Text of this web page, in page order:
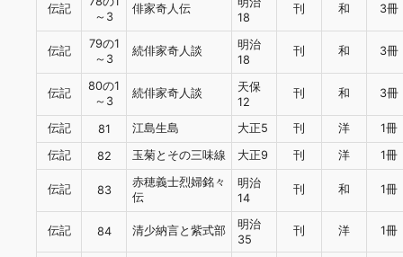
伝記
～3
俳家奇人伝
18
刊 和 3冊
伝記
79の1
～3
続俳家奇人談
明治
18
刊 和 3冊
伝記
80の1
～3
続俳家奇人談
天保
12
刊 和 3冊
伝記 81 江島生島 大正5 刊 洋
1冊
伝記
82 玉菊とその三味線 大正9 刊 洋 1冊
伝記 83
赤穂義士烈婦銘々
伝
明治
14
刊 和 1冊
伝記 84 清少納言と紫式部
明治
35
刊 洋 1冊